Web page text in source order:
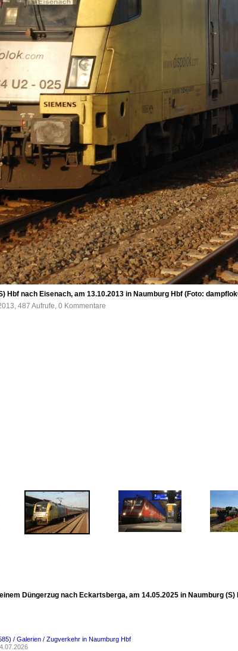
Hbf nach Eisenach, am 13.10.2013 in Naumburg Hbf (Foto:
487 Aufrufe, 0 Kommentare
Düngerzug nach Eckartsberga, am 14.05.2025 in Naumburg
/ Galerien / Zugverkehr in Naumburg Hbf